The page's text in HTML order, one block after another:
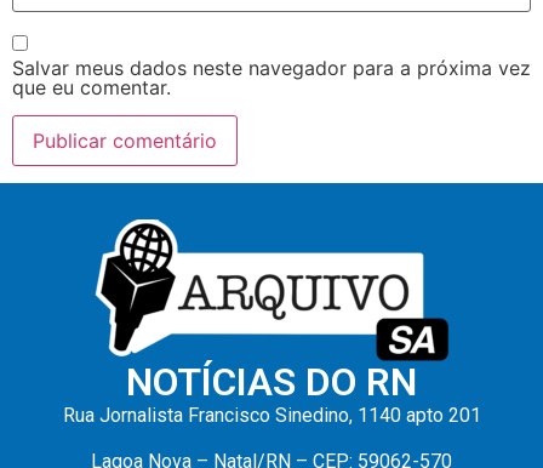
Salvar meus dados neste navegador para a próxima vez
que eu comentar.
NOTÍCIAS DO RN
Rua Jornalista Francisco Sinedino, 1140 apto 201
Lagoa Nova – Natal/RN – CEP: 59062-570